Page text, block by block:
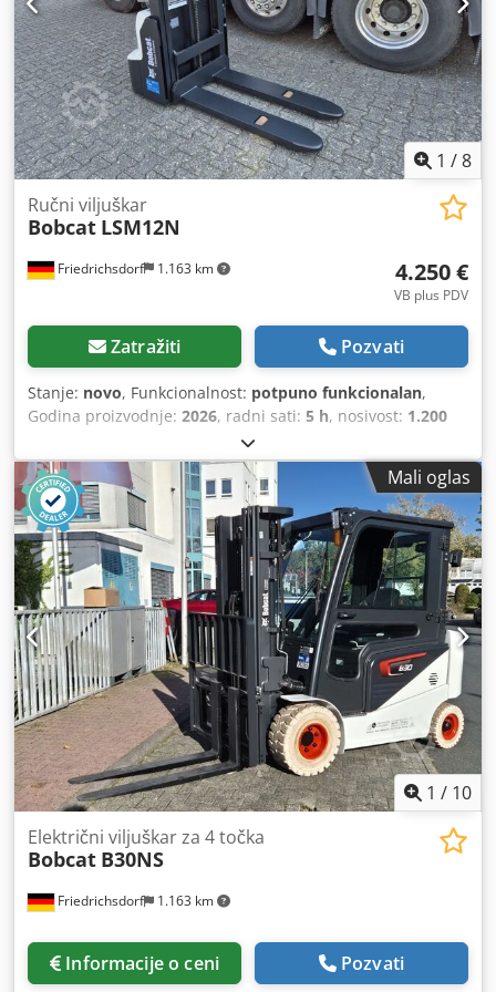
zadnjih guma: 80 - 100% Baterija Volt: 24V Baterija Ah:
300Ah Tip baterije: PzS Baterija Godina proizvodnje: 2024
Stanje baterije: 80 - 100% Puna besplatan lift, CE sertifikat,
Akuamatics za baterijske ćelije
1 /8
Friedrichsdorf 1.163 km
Ručni viljuškar
Bobcat LSM12N
4.250 €
VB plus PDV
Zatražiti Pozvati
Stanje: novo, Funkcionalnost: potpuno funkcionalan,
Godina proizvodnje: 2026, radni sati: 5 h, nosivost: 1.200
, vrsta goriva:
jarma:dupleks, građevinska visina:2.150 mm, dužina
viljuške:1.150 mm , prazna masa vozila: 585 kg , ukupna
dužina:1.710 mm , tip pogona:Elektro , radna širina:800
mm, Visokopodizni viljuškar Težište tereta: 600 Širina
viljuški: 180 mm Debljina viljuški: 60 mm Tip stuba: Duplex
Stanje: Nov uređaj Cedpfx Ajy Uz Sqsg Ejrf Tehničko stanje:
Novo Prednje gume, tip: Poliuretan Prednje gume, stanje:
80 - 100% Zadnje gume, tip: Poliuretan Zadnje gume,
stanje: 80 - 100% Baterija - napon: 24V Baterija - kapacitet:
60Ah Tip baterije: Litijum-jonska Godina proizvodnje
baterije: 2026 Stanje baterije: 80 - 100% CE sertifikat,
Litijum-jonska baterija bez održavanja 24 V
Mali oglas
1 / 10
Friedrichsdorf 1.163 km
Električni viljuškar za 4 točka
Bobcat B30NS
Informacije o ceni Pozvati